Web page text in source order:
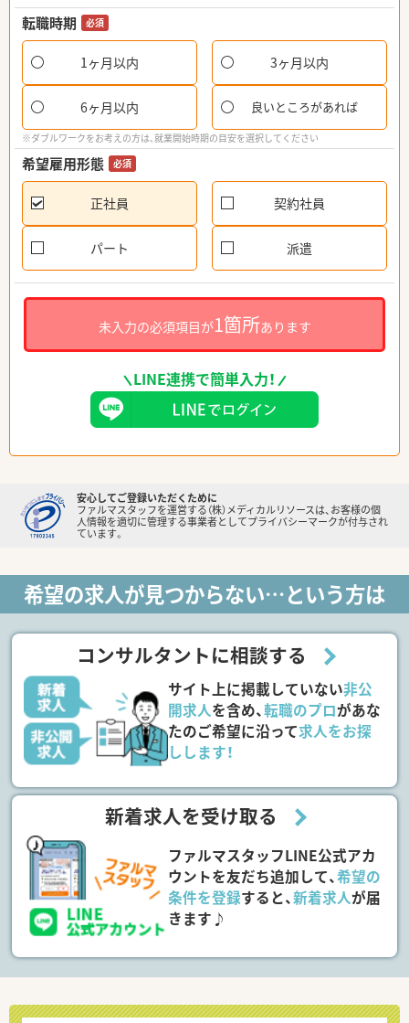
転職時期 必須
1ヶ月以内 3ヶ月以内
6ヶ月以内 良いところがあれば
※ダブルワークをお考えの方は、就業開始時期の目安を選択してください
希望雇用形態 必須
正社員 契約社員
パート 派遣
未入力の必須項目が1箇所あります
LINE連携で簡単入力！
安心してご登録いただくために
ファルマスタッフを運営する（株）メディカルリソースは、お客様の個
人情報を適切に管理する事業者としてプライバシーマークが付与され
ています。
希望の求人が見つからない…という方は
コンサルタントに相談する
サイト上に掲載していない非公
開求人を含め、転職のプロがあな
たのご希望に沿って求人をお探
しします！
新着求人を受け取る
ファルマスタッフLINE公式アカ
ウントを友だち追加して、希望の
条件を登録すると、新着求人が届
きます♪